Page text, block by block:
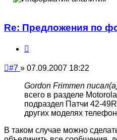
Re: Предложения по
Непрочитанное
#7 » 07.09.2007 18:22
Gordon Frimmen
всего в разделе
подраздел Патчи 42-
других моделях
В таком случае можно